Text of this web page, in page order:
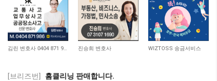
11,031 9,797
진승희 변호사 9,364
WIZTOSS 송금서비스
[브리즈번] 홈클리닝 판매합니다.